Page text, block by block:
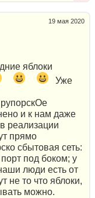
19 мая 2020
яблоки
Уже
и к нам даже
реализации
прямо
сбытовая сеть:
под боком; у
люди есть от
не то что яблоки,
можно.